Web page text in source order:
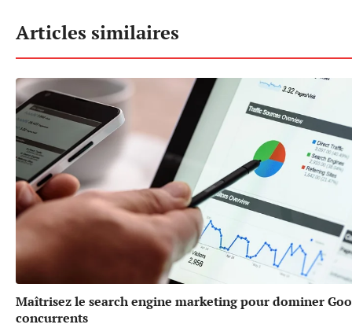
Articles similaires
Maîtrisez le search engine marketing pour dominer
concurrents